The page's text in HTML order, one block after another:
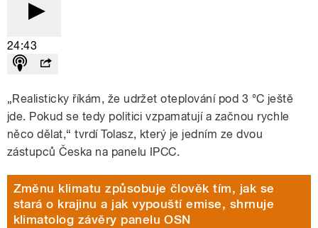
24:43
„Realisticky říkám, že udržet oteplování pod 3 °C ještě
jde. Pokud se tedy politici vzpamatují a začnou rychle
něco dělat,“ tvrdí Tolasz, který je jedním ze dvou
zástupců Česka na panelu IPCC.
Změnu klimatu způsobuje člověk tím, jak se
stará o krajinu a jak vypouští emise, shrnuje
klimatolog závěry panelu OSN